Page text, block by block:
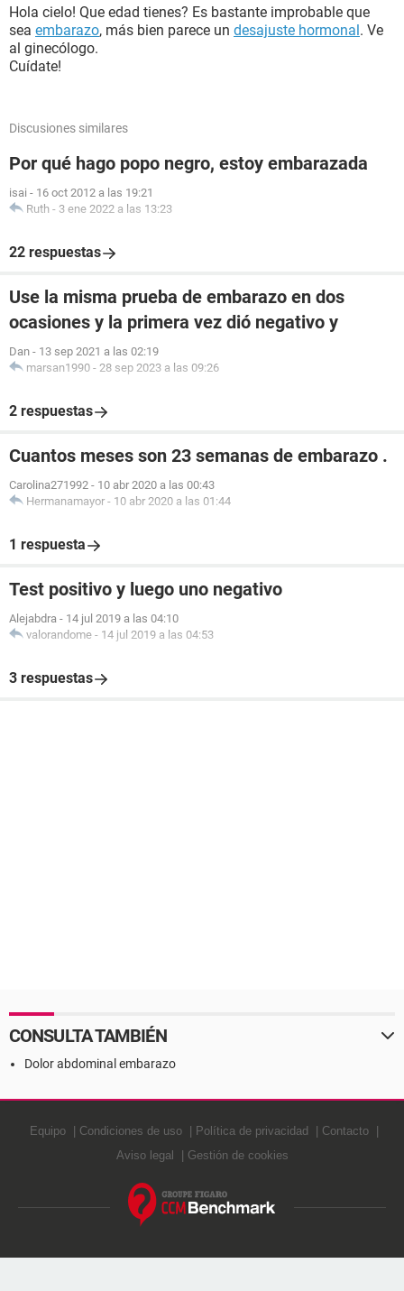
Hola cielo! Que edad tienes? Es bastante improbable que
sea embarazo, más bien parece un desajuste hormonal. Ve
al ginecólogo.
Cuídate!
Discusiones similares
Por qué hago popo negro, estoy embarazada
isai - 16 oct 2012 a las 19:21
Ruth - 3 ene 2022 a las 13:23
22 respuestas
Use la misma prueba de embarazo en dos
ocasiones y la primera vez dió negativo y
Dan - 13 sep 2021 a las 02:19
marsan1990 - 28 sep 2023 a las 09:26
2 respuestas
Cuantos meses son 23 semanas de embarazo .
Carolina271992 - 10 abr 2020 a las 00:43
Hermanamayor - 10 abr 2020 a las 01:44
1 respuesta
Test positivo y luego uno negativo
Alejabdra - 14 jul 2019 a las 04:10
valorandome - 14 jul 2019 a las 04:53
3 respuestas
CONSULTA TAMBIÉN
Dolor abdominal embarazo
Equipo Condiciones de uso Política de privacidad
Contacto
Aviso legal
Gestión de cookies